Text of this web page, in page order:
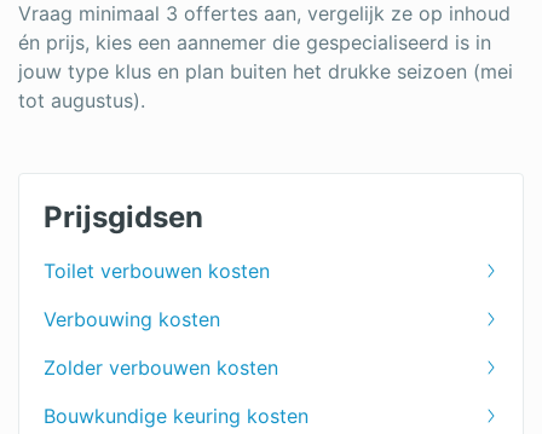
Vraag minimaal 3 offertes aan, vergelijk ze op inhoud
én prijs, kies een aannemer die gespecialiseerd is in
jouw type klus en plan buiten het drukke seizoen (mei
tot augustus).
Prijsgidsen
Toilet verbouwen kosten
Verbouwing kosten
Zolder verbouwen kosten
Bouwkundige keuring kosten